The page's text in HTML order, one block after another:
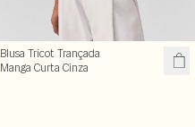
Blusa Tricot Trançada
Manga Curta Cinza